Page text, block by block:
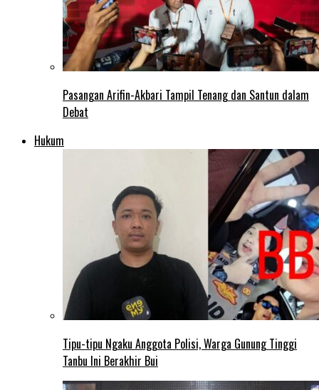
Pasangan Arifin-Akbari Tampil Tenang dan Santun dalam
Debat
Hukum
Tipu-tipu Ngaku Anggota Polisi, Warga Gunung Tinggi
Tanbu Ini Berakhir Bui